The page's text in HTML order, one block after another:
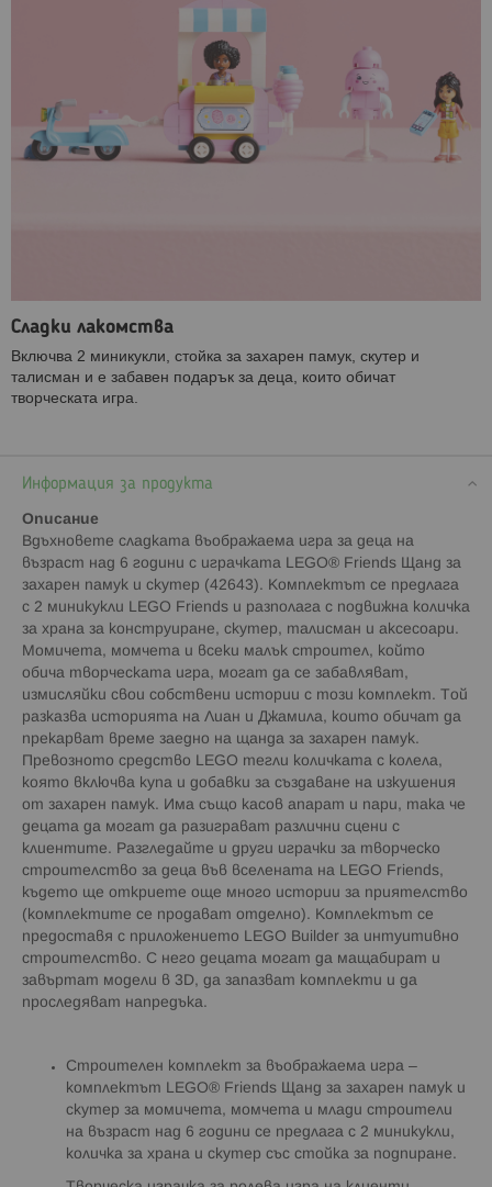
Сладки лакомства
Включва 2 миникукли, стойка за захарен памук, скутер и
талисман и е забавен подарък за деца, които обичат
творческата игра.
Информация за продукта
Описание
Вдъхновете сладката въображаема игра за деца на
възраст над 6 години с играчката LEGO® Friends Щанд за
захарен памук и скутер (42643). Комплектът се предлага
с 2 миникукли LEGO Friends и разполага с подвижна количка
за храна за конструиране, скутер, талисман и аксесоари.
Момичета, момчета и всеки малък строител, който
обича творческата игра, могат да се забавляват,
измисляйки свои собствени истории с този комплект. Той
разказва историята на Лиан и Джамила, които обичат да
прекарват време заедно на щанда за захарен памук.
Превозното средство LEGO тегли количката с колела,
която включва купа и добавки за създаване на изкушения
от захарен памук. Има също касов апарат и пари, така че
децата да могат да разиграват различни сцени с
клиентите. Разгледайте и други играчки за творческо
строителство за деца във вселената на LEGO Friends,
където ще откриете още много истории за приятелство
(комплектите се продават отделно). Комплектът се
предоставя с приложението LEGO Builder за интуитивно
строителство. С него децата могат да мащабират и
завъртат модели в 3D, да запазват комплекти и да
проследяват напредъка.
Строителен комплект за въображаема игра –
комплектът LEGO® Friends Щанд за захарен памук и
скутер за момичета, момчета и млади строители
на възраст над 6 години се предлага с 2 миникукли,
количка за храна и скутер със стойка за подпиране.